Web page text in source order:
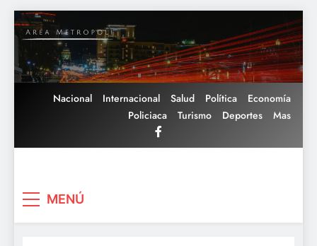
Saltar
al
contenido
Nacional Internacional Salud Política
Economía
Policiaca
Turismo Deportes Mas
MENÚ